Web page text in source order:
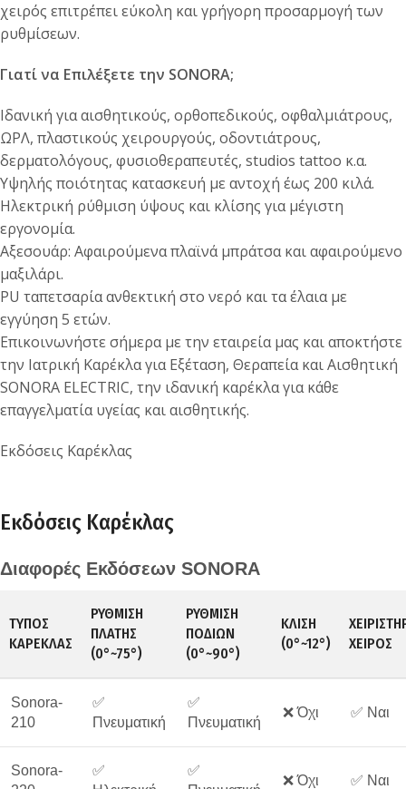
χειρός επιτρέπει εύκολη και γρήγορη προσαρμογή των
ρυθμίσεων.
Γιατί να Επιλέξετε την SONORA;
Ιδανική για αισθητικούς, ορθοπεδικούς, οφθαλμιάτρους,
ΩΡΛ, πλαστικούς χειρουργούς, οδοντιάτρους,
δερματολόγους, φυσιοθεραπευτές, studios tattoo κ.α.
Υψηλής ποιότητας κατασκευή με αντοχή έως 200 κιλά.
Ηλεκτρική ρύθμιση ύψους και κλίσης για μέγιστη
εργονομία.
Αξεσουάρ: Αφαιρούμενα πλαϊνά μπράτσα και αφαιρούμενο
μαξιλάρι.
PU ταπετσαρία ανθεκτική στο νερό και τα έλαια με
εγγύηση 5 ετών.
Επικοινωνήστε σήμερα με την εταιρεία μας και αποκτήστε
την Ιατρική Καρέκλα για Εξέταση, Θεραπεία και Αισθητική
SONORA ELECTRIC, την ιδανική καρέκλα για κάθε
επαγγελματία υγείας και αισθητικής.
Εκδόσεις Καρέκλας
Εκδόσεις Καρέκλας
Διαφορές Εκδόσεων SONORA
ΤΎΠΟΣ
ΚΑΡΈΚΛΑΣ
ΡΎΘΜΙΣΗ
ΠΛΆΤΗΣ
(0°~75°)
ΡΎΘΜΙΣΗ
ΠΟΔΙΏΝ
(0°~90°)
ΚΛΊΣΗ
(0°~12°)
ΧΕΙΡΌΣ
Sonora-
210
✅
Πνευματική
✅
Πνευματική
❌ Όχι ✅ Ναι
Sonora-
✅
✅
❌ Όχι ✅ Ναι